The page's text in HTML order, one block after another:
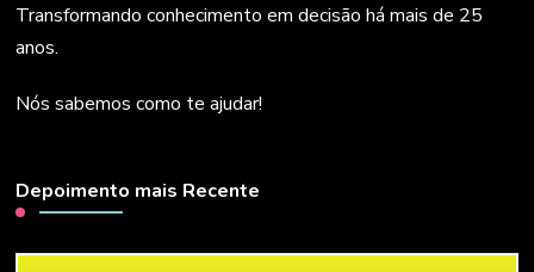
Transformando conhecimento em decisão há mais de 25
anos.
Nós sabemos como te ajudar!
Depoimento mais Recente